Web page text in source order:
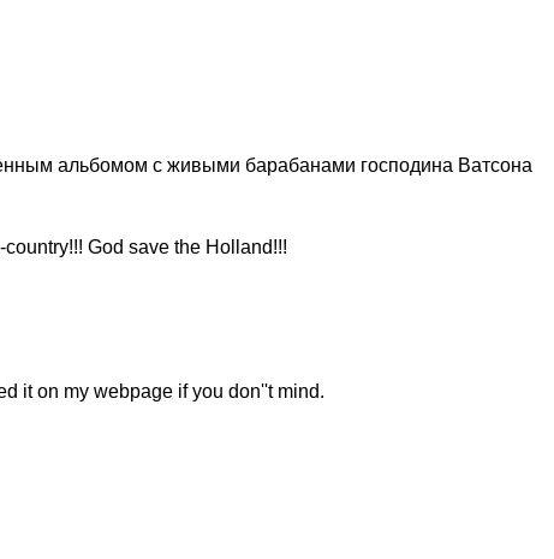
альбомом с живыми барабанами господина Ватсона
God save the Holland!!!
it on my webpage if you don''t mind.